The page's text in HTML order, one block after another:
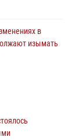
в
изымать